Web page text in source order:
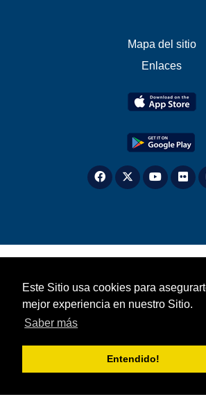
Este Sitio usa cookies para
mejor experiencia en nuestro Sitio.
Saber más
Entendido!
Compártanos su opinión
Mapa del sitio
Enlaces